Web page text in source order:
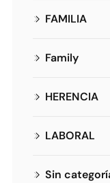
FAMILIA
Family
HERENCIA
LABORAL
Sin